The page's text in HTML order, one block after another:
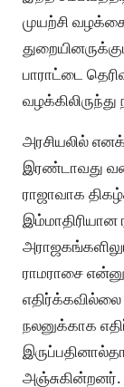
முயற்சி
பாராட்டை
அரசியலில்
இரண்டாவது
ராஜாவாக
ராமராசை
நலனுக்காக
அஞ்சுகின்றனர்.